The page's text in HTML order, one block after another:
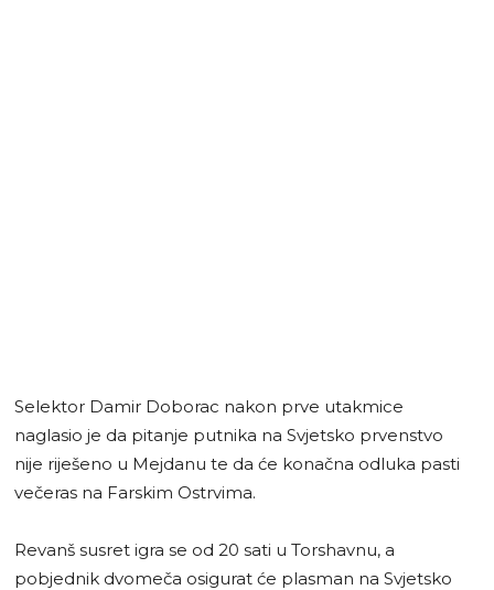
Selektor Damir Doborac nakon prve utakmice
naglasio je da pitanje putnika na Svjetsko prvenstvo
nije riješeno u Mejdanu te da će konačna odluka pasti
večeras na Farskim Ostrvima.
Revanš susret igra se od 20 sati u Torshavnu, a
pobjednik dvomeča osigurat će plasman na Svjetsko